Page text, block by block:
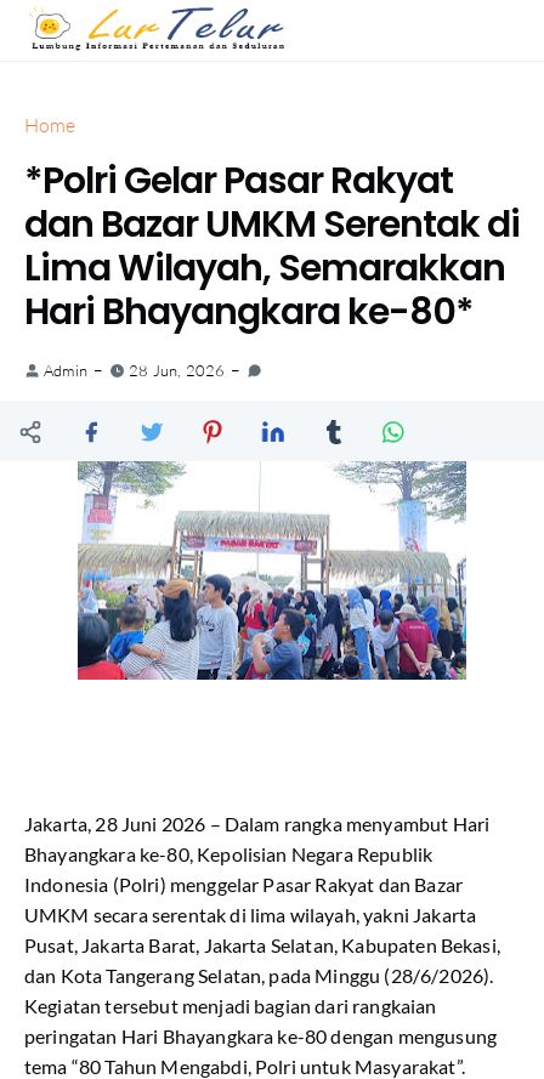
Home
*Polri Gelar Pasar Rakyat
dan Bazar UMKM Serentak di
Lima Wilayah, Semarakkan
Hari Bhayangkara ke-80*
Admin 28 Jun, 2026
Jakarta, 28 Juni 2026 – Dalam rangka menyambut Hari
Bhayangkara ke-80, Kepolisian Negara Republik
Indonesia (Polri) menggelar Pasar Rakyat dan Bazar
UMKM secara serentak di lima wilayah, yakni Jakarta
Pusat, Jakarta Barat, Jakarta Selatan, Kabupaten Bekasi,
dan Kota Tangerang Selatan, pada Minggu (28/6/2026).
Kegiatan tersebut menjadi bagian dari rangkaian
peringatan Hari Bhayangkara ke-80 dengan mengusung
tema “80 Tahun Mengabdi, Polri untuk Masyarakat”.